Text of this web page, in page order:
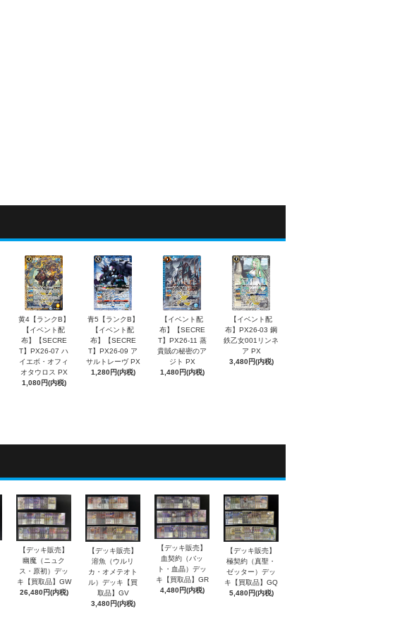
黄4【ランクB】
【イベント配
布】【SECRE
T】PX26-07 ハ
イエボ・オフィ
オタウロス PX
1,080円(内税)
青5【ランクB】
【イベント配
布】【SECRE
T】PX26-09 ア
サルトレーヴ PX
1,280円(内税)
【イベント配
布】【SECRE
T】PX26-11 蒸
貴賊の秘密のア
ジト PX
1,480円(内税)
【イベント配
布】PX26-03 鋼
鉄乙女001リンネ
ア PX
3,480円(内税)
【デッキ販売】
幽魔（ニュク
ス・原初）デッ
キ【買取品】GW
26,480円(内税)
【デッキ販売】
溶魚（ウルリ
カ・オメテオト
ル）デッキ【買
取品】GV
3,480円(内税)
【デッキ販売】
血契約（バッ
ト・血晶）デッ
キ【買取品】GR
4,480円(内税)
【デッキ販売】
極契約（真聖・
ゼッター）デッ
キ【買取品】GQ
5,480円(内税)